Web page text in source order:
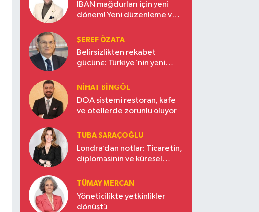
IBAN mağdurları için yeni
dönem! Yeni düzenleme ve
ŞEREF ÖZATA
Belirsizlikten rekabet
gücüne: Türkiye'nin yeni
NIHAT BINGÖL
DOA sistemi restoran, kafe
ve otellerde zorunlu oluyor
TUBA SARAÇOĞLU
Londra’dan notlar: Ticaretin,
diplomasinin ve küresel
Türkiye’nin yükselen gücü
TÜMAY MERCAN
Yöneticilikte yetkinlikler
dönüştü